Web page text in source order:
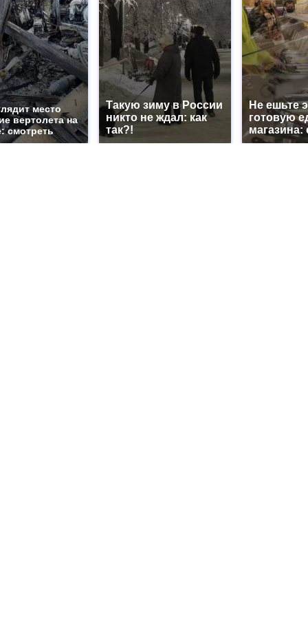
место
вертолета на
смотреть
Такую зиму в России
никто не ждал: как
так?!
Не ешьте
готовую
магазина: